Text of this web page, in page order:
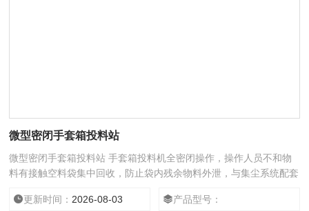
微型密闭手套箱投料站
微型密闭手套箱投料站 手套箱投料机全密闭操作，操作人员不和物
料有接触空料袋集中回收，防止袋内残余物料外泄，与集尘系统配套
更新时间： 2026-08-03 产品型号：